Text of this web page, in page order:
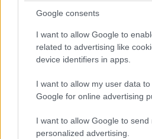
Google consents
I want to allow Google to
related to advertising like
device identifiers in apps.
I want to allow my user data
Google for online advertising
I want to allow Google to send
personalized advertising.
#viki projekt
közigazgatás